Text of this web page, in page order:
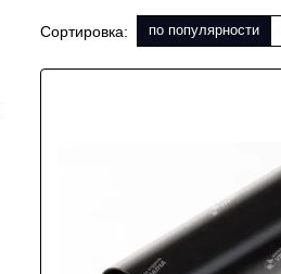
Сортировка: по популярности